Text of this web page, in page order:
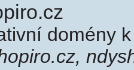
domény